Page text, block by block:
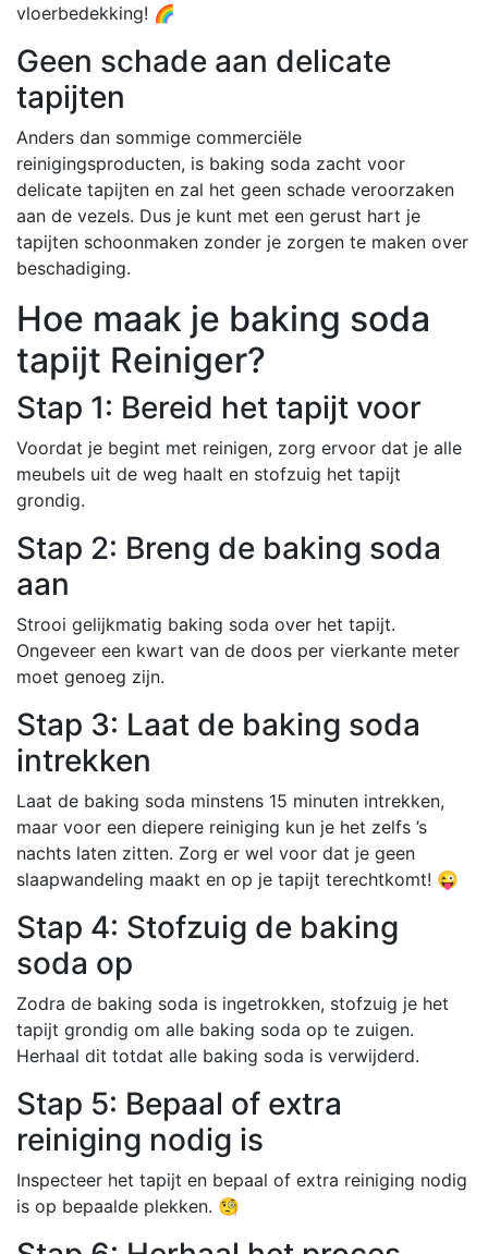
vloerbedekking! 🌈
Geen schade aan delicate
tapijten
Anders dan sommige commerciële
reinigingsproducten, is baking soda zacht voor
delicate tapijten en zal het geen schade veroorzaken
aan de vezels. Dus je kunt met een gerust hart je
tapijten schoonmaken zonder je zorgen te maken over
beschadiging.
Hoe maak je baking soda
tapijt Reiniger?
Stap 1: Bereid het tapijt voor
Voordat je begint met reinigen, zorg ervoor dat je alle
meubels uit de weg haalt en stofzuig het tapijt
grondig.
Stap 2: Breng de baking soda
aan
Strooi gelijkmatig baking soda over het tapijt.
Ongeveer een kwart van de doos per vierkante meter
moet genoeg zijn.
Stap 3: Laat de baking soda
intrekken
Laat de baking soda minstens 15 minuten intrekken,
maar voor een diepere reiniging kun je het zelfs ’s
nachts laten zitten. Zorg er wel voor dat je geen
slaapwandeling maakt en op je tapijt terechtkomt! 😜
Stap 4: Stofzuig de baking
soda op
Zodra de baking soda is ingetrokken, stofzuig je het
tapijt grondig om alle baking soda op te zuigen.
Herhaal dit totdat alle baking soda is verwijderd.
Stap 5: Bepaal of extra
reiniging nodig is
Inspecteer het tapijt en bepaal of extra reiniging nodig
is op bepaalde plekken. 🧐